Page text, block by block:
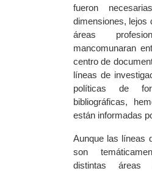
fueron
dimensiones, lejos
áreas
mancomunaran
centro de
líneas de
políticas de
bibliográficas,
están informadas
Aunque las líneas
son
distintas áreas